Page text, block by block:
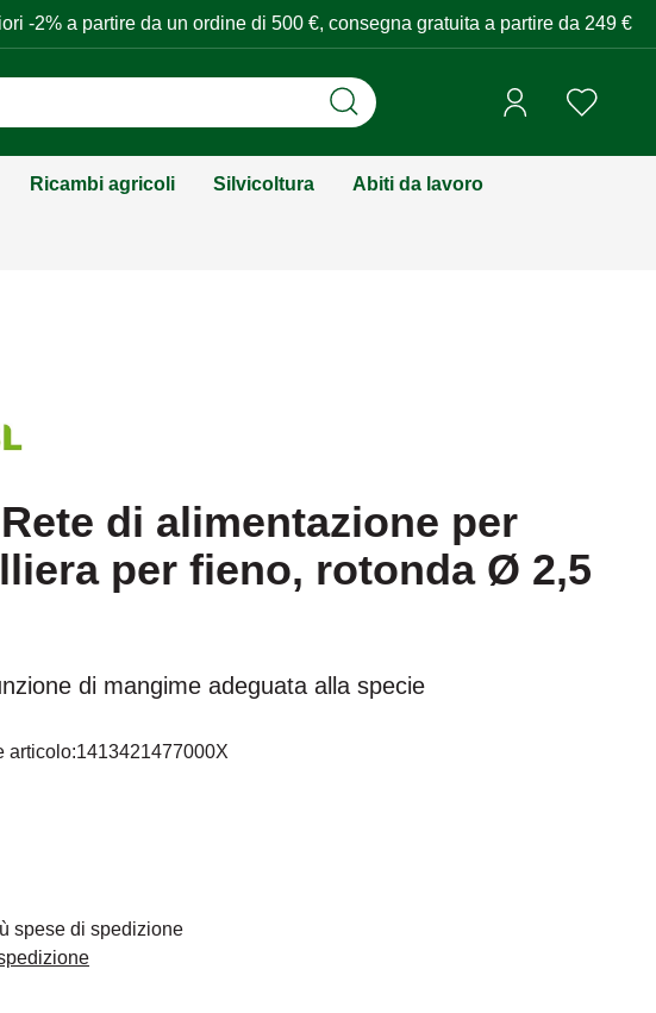
-2% a partire da un ordine di 500 €, consegna gratuita a partire da 249 €
Ricambi agricoli Silvicoltura Abiti da lavoro
di alimentazione per
per fieno, rotonda Ø 2,5
di mangime adeguata alla specie
articolo:1413421477000X
spese di spedizione